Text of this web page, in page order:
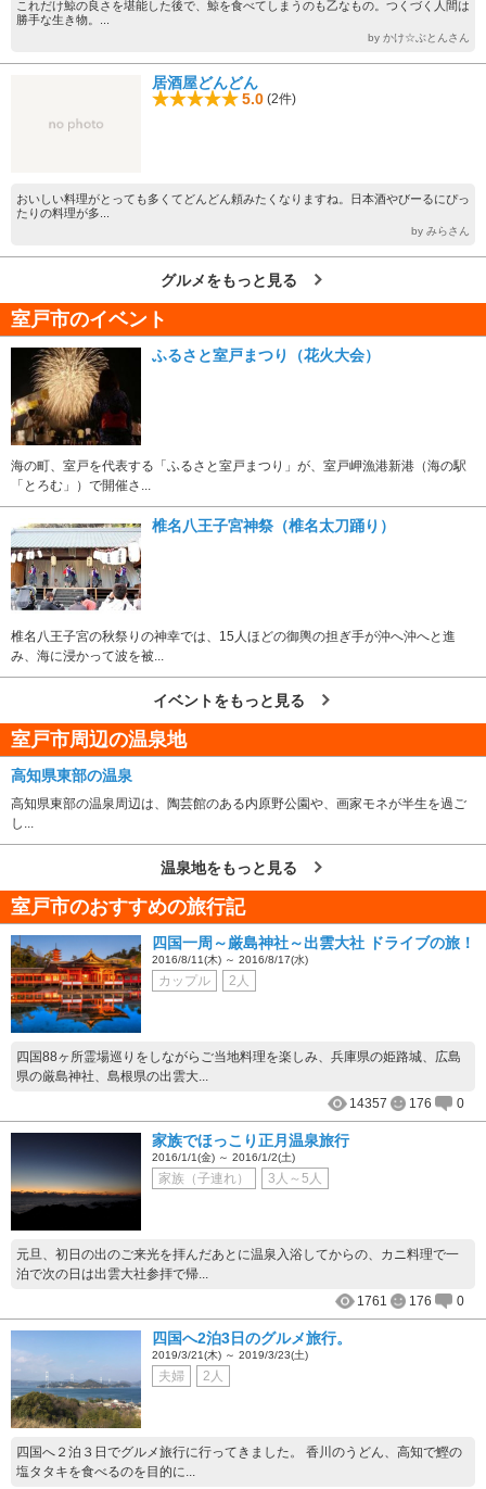
これだけ鯨の良さを堪能した後で、鯨を食べてしまうのも乙なもの。つくづく人間は
勝手な生き物。...
by かけ☆ぶとんさん
居酒屋どんどん
5.0 (2件)
おいしい料理がとっても多くてどんどん頼みたくなりますね。日本酒やびーるにぴっ
たりの料理が多...
by みらさん
グルメをもっと見る
室戸市のイベント
ふるさと室戸まつり（花火大会）
海の町、室戸を代表する「ふるさと室戸まつり」が、室戸岬漁港新港（海の駅
「とろむ」）で開催さ...
椎名八王子宮神祭（椎名太刀踊り）
椎名八王子宮の秋祭りの神幸では、15人ほどの御輿の担ぎ手が沖へ沖へと進
み、海に浸かって波を被...
イベントをもっと見る
室戸市周辺の温泉地
高知県東部の温泉
高知県東部の温泉周辺は、陶芸館のある内原野公園や、画家モネが半生を過ご
し...
温泉地をもっと見る
室戸市のおすすめの旅行記
四国一周～厳島神社～出雲大社 ドライブの旅！
2016/8/11(木) ～ 2016/8/17(水)
カップル 2人
四国88ヶ所霊場巡りをしながらご当地料理を楽しみ、兵庫県の姫路城、広島
県の厳島神社、島根県の出雲大...
14357
176 0
家族でほっこり正月温泉旅行
2016/1/1(金) ～ 2016/1/2(土)
家族（子連れ） 3人～5人
元旦、初日の出のご来光を拝んだあとに温泉入浴してからの、カニ料理で一
泊で次の日は出雲大社参拝で帰...
1761
176 0
四国へ2泊3日のグルメ旅行。
2019/3/21(木) ～ 2019/3/23(土)
夫婦 2人
四国へ２泊３日でグルメ旅行に行ってきました。 香川のうどん、高知で鰹の
塩タタキを食べるのを目的に...